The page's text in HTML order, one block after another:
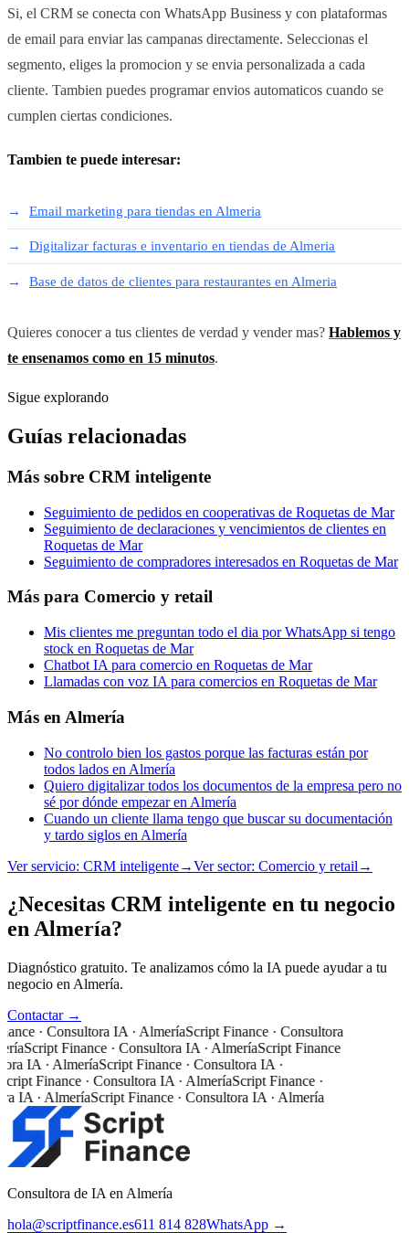
Si, el CRM se conecta con WhatsApp Business y con plataformas
de email para enviar las campanas directamente. Seleccionas el
segmento, eliges la promocion y se envia personalizada a cada
cliente. Tambien puedes programar envios automaticos cuando se
cumplen ciertas condiciones.
Tambien te puede interesar:
Email marketing para tiendas en Almeria
Digitalizar facturas e inventario en tiendas de Almeria
Base de datos de clientes para restaurantes en Almeria
Quieres conocer a tus clientes de verdad y vender mas? Hablemos y
te ensenamos como en 15 minutos.
Sigue explorando
Guías relacionadas
Más sobre CRM inteligente
Seguimiento de pedidos en cooperativas de Roquetas de Mar
Seguimiento de declaraciones y vencimientos de clientes en
Roquetas de Mar
Seguimiento de compradores interesados en Roquetas de Mar
Más para Comercio y retail
Mis clientes me preguntan todo el dia por WhatsApp si tengo
stock en Roquetas de Mar
Chatbot IA para comercio en Roquetas de Mar
Llamadas con voz IA para comercios en Roquetas de Mar
Más en Almería
No controlo bien los gastos porque las facturas están por
todos lados en Almería
Quiero digitalizar todos los documentos de la empresa pero no
sé por dónde empezar en Almería
Cuando un cliente llama tengo que buscar su documentación
y tardo siglos en Almería
Ver servicio: CRM inteligente→Ver sector: Comercio y retail →
¿Necesitas CRM inteligente en tu negocio
en Almería?
Diagnóstico gratuito. Te analizamos cómo la IA puede ayudar a tu
negocio en Almería.
Contactar →
· Consultora IA · AlmeríaScript Finance · Consultora
Script Finance · Consultora IA · AlmeríaScript Finance
IA · AlmeríaScript Finance · Consultora IA ·
Finance · Consultora IA · AlmeríaScript Finance ·
IA · AlmeríaScript Finance · Consultora IA · Almería
Consultora de IA en Almería
hola@scriptfinance.es611 814 828WhatsApp →